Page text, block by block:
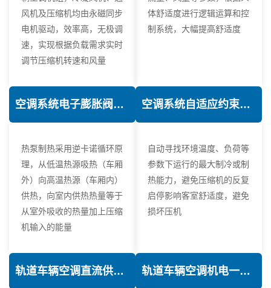
风机及压缩机均由永磁同步
电机驱动，效率高，无极调
速，实现根据负载需求实时
调节压缩机转速和风量
体舒适度进行逻辑运算和控
制系统，大幅提高舒适度
空调系统电子膨胀阀热力学优化技术
热泵制热采用逆卡诺循环原
理，从低温热源吸热（车厢
外）向高温热源（车厢内）
供热，向室内供热热量等于
从室外吸收的热量加上压缩
机输入的能量
空调系统自适应约束控制技术
自动寻找环境温度、负荷等
参数下运行的最大制冷或制
热能力，避免压缩机的反复
启停影响客室舒适度，避免
损坏压机
轨道车辆空调直流供电技术 轨道车辆空调机电一体化技术